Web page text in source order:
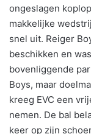
ongeslagen
makkelijke
snel uit. Reiger
beschikken en
bovenliggende
Boys, maar
kreeg EVC een
nemen. De bal
keer op zijn